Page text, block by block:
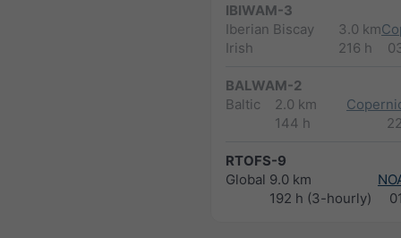
IBIWAM-3
Iberian Biscay
Irish
3.0 km
216 h
BALWAM-2
Baltic
2.0 km
144 h
RTOFS-9
Global 9.0 km
192 h (3-hourly)